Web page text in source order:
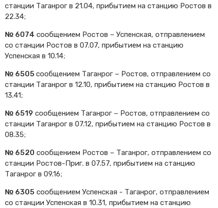
станции Таганрог в 21.04, прибытием на станцию Ростов в
22.34;
№ 6074 сообщением Ростов – Успенская, отправлением
со станции Ростов в 07.07, прибытием на станцию
Успенская в 10.14;
№ 6505 сообщением Таганрог – Ростов, отправлением со
станции Таганрог в 12.10, прибытием на станцию Ростов в
13.41;
№ 6519 сообщением Таганрог – Ростов, отправлением со
станции Таганрог в 07.12, прибытием на станцию Ростов в
08.35;
№ 6520 сообщением Ростов – Таганрог, отправлением со
станции Ростов-Приг. в 07.57, прибытием на станцию
Таганрог в 09.16;
№ 6305 сообщением Успенская - Таганрог, отправлением
со станции Успенская в 10.31, прибытием на станцию